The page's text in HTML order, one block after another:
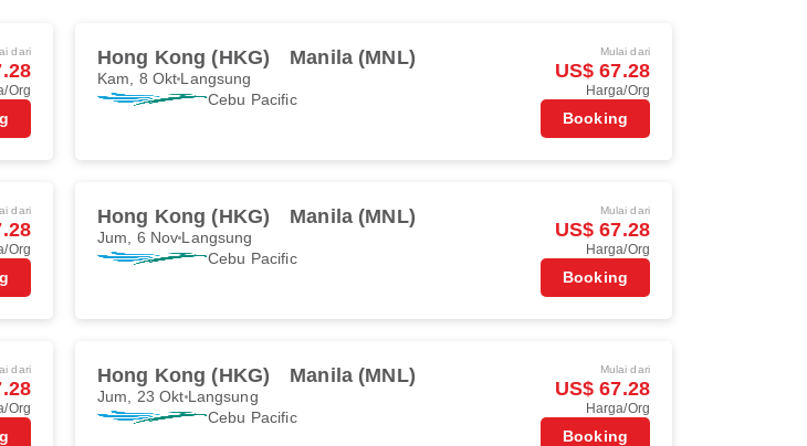
dari
Org
Hong Kong (HKG) Manila (MNL)
Kam, 8 Okt Langsung
Cebu Pacific
Mulai dari
US$ 67.28
Harga/Org
Booking
dari
Org
Hong Kong (HKG) Manila (MNL)
Jum, 6 Nov Langsung
Cebu Pacific
Mulai dari
US$ 67.28
Harga/Org
Booking
dari
Org
Hong Kong (HKG) Manila (MNL)
Jum, 23 Okt Langsung
Cebu Pacific
Mulai dari
US$ 67.28
Harga/Org
Booking